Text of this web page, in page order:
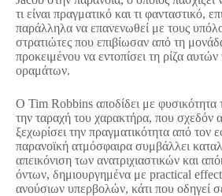
τι είναι πραγματικό και τι φανταστικό,
παράλληλα να επανενωθεί με τους
στρατιώτες που επιβίωσαν από τη
προκειμένου να εντοπίσει τη ρίζα
οραμάτων.
Ο Tim Robbins αποδίδει με φυσικότητα
την ταραχή του χαρακτήρα, που σχεδόν
ξεχωρίσει την πραγματικότητα από τον
παρανοϊκή ατμόσφαιρα συμβάλλει
απεικόνιση των ανατριχιαστικών και
όντων, δημιουργημένα με practical
ανούσιων υπερβολών, κάτι που οδηγεί